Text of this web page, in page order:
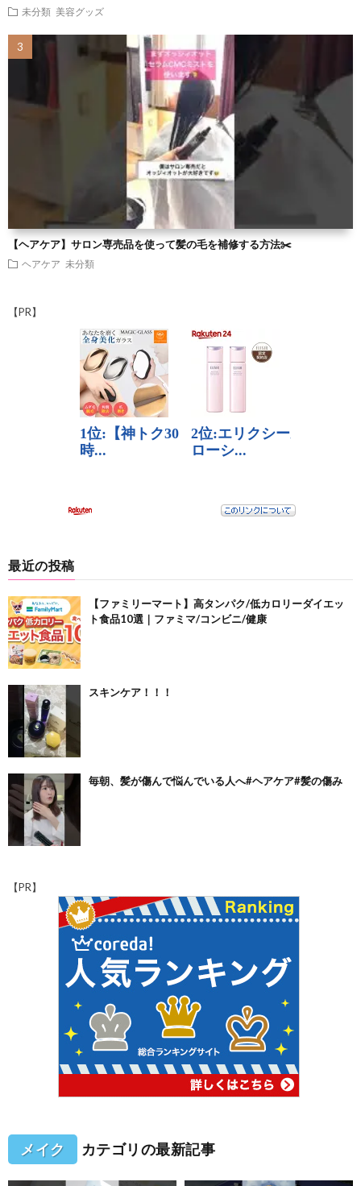
未分類 美容グッズ
【ヘアケア】サロン専売品を使って髪の毛を補修する方法✂️
ヘアケア 未分類
【PR】
最近の投稿
【ファミリーマート】高タンパク/低カロリーダイエッ
ト食品10選｜ファミマ/コンビニ/健康
スキンケア！！！
毎朝、髪が傷んで悩んでいる人へ#ヘアケア#髪の傷み
【PR】
メイク カテゴリの最新記事